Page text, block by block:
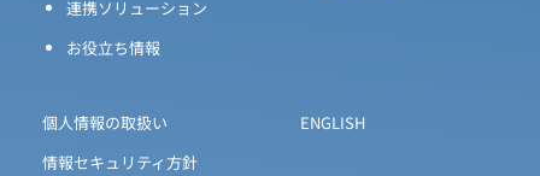
連携ソリューション
お役立ち情報
個人情報の取扱い
情報セキュリティ方針
ENGLISH